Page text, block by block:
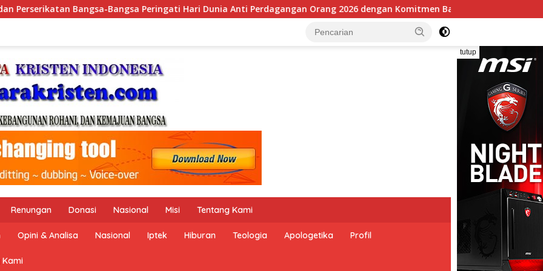
Anti Perdagangan Orang 2026 dengan Komitmen Baru untuk Memberantas Perdagangan Orang di Era Digital
tutup
Renungan Donasi Nasional Misi Tentang Kami
Opini & Analisa Nasional Iptek Hiburan Teologia Apologetika Profil
Kami